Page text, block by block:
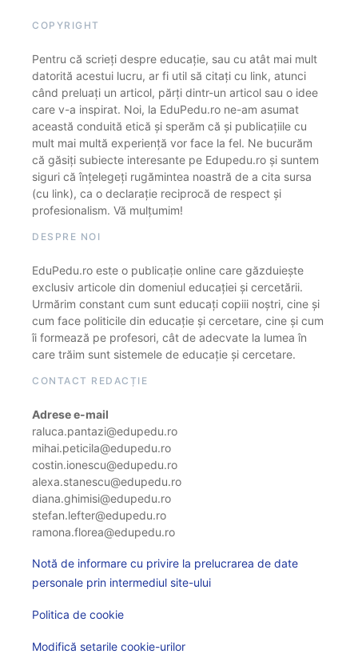
COPYRIGHT
Pentru că scrieți despre educație, sau cu atât mai mult
datorită acestui lucru, ar fi util să citați cu link, atunci
când preluați un articol, părți dintr-un articol sau o idee
care v-a inspirat. Noi, la EduPedu.ro ne-am asumat
această conduită etică și sperăm că și publicațiile cu
mult mai multă experiență vor face la fel. Ne bucurăm
că găsiți subiecte interesante pe Edupedu.ro și suntem
siguri că înțelegeți rugămintea noastră de a cita sursa
(cu link), ca o declarație reciprocă de respect și
profesionalism. Vă mulțumim!
DESPRE NOI
EduPedu.ro este o publicație online care găzduiește
exclusiv articole din domeniul educației și cercetării.
Urmărim constant cum sunt educați copiii noștri, cine și
cum face politicile din educație și cercetare, cine și cum
îi formează pe profesori, cât de adecvate la lumea în
care trăim sunt sistemele de educație și cercetare.
CONTACT REDACȚIE
Adrese e-mail
raluca.pantazi@edupedu.ro
mihai.peticila@edupedu.ro
costin.ionescu@edupedu.ro
alexa.stanescu@edupedu.ro
diana.ghimisi@edupedu.ro
stefan.lefter@edupedu.ro
ramona.florea@edupedu.ro
Notă de informare cu privire la prelucrarea de date
personale prin intermediul site-ului
Politica de cookie
Modifică setarile cookie-urilor